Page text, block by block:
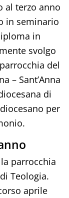
al terzo anno
in seminario
in
svolgo
del
– Sant’Anna
di
per
parrocchia
Teologia.
aprile